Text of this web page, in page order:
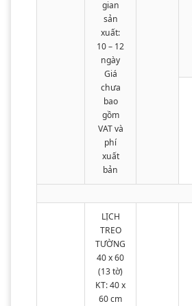
gian
sản
xuất:
10 – 12
ngày
Giá
chưa
bao
gồm
VAT và
phí
xuất
bản
LỊCH
TREO
TƯỜNG
40 x 60
(13 tờ)
KT: 40 x
60 cm